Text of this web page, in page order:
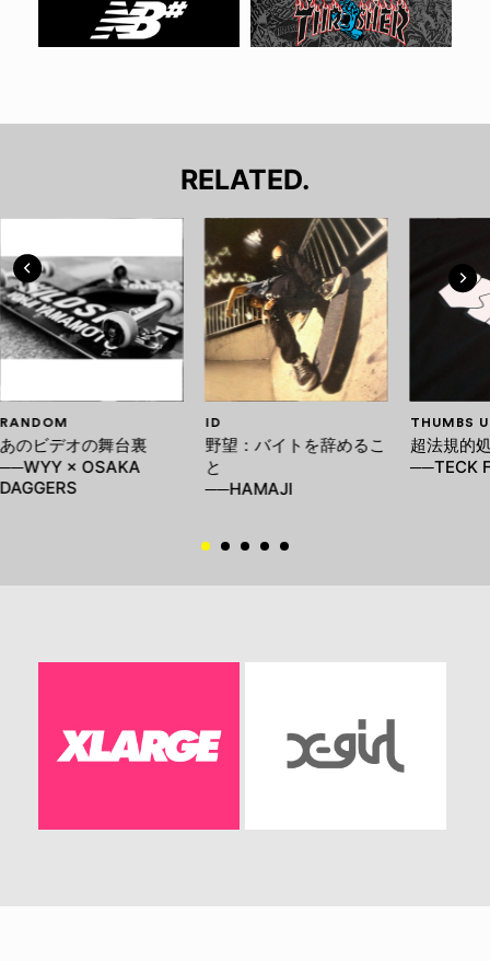
RELATED.
RANDOM
あのビデオの舞台裏
──WYY × OSAKA
DAGGERS
ID
野望：バイトを辞めるこ
と
──HAMAJI
THUMBS
超法規的
──TECK